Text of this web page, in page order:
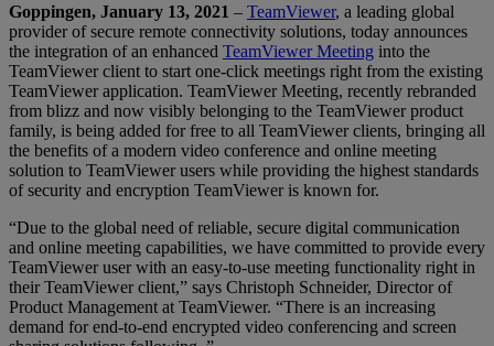
Goppingen, January 13, 2021 – TeamViewer, a leading global
provider of secure remote connectivity solutions, today announces
the integration of an enhanced TeamViewer Meeting into the
TeamViewer client to start one-click meetings right from the existing
TeamViewer application. TeamViewer Meeting, recently rebranded
from blizz and now visibly belonging to the TeamViewer product
family, is being added for free to all TeamViewer clients, bringing all
the benefits of a modern video conference and online meeting
solution to TeamViewer users while providing the highest standards
of security and encryption TeamViewer is known for.
“Due to the global need of reliable, secure digital communication
and online meeting capabilities, we have committed to provide every
TeamViewer user with an easy-to-use meeting functionality right in
their TeamViewer client,” says Christoph Schneider, Director of
Product Management at TeamViewer. “There is an increasing
demand for end-to-end encrypted video conferencing and screen